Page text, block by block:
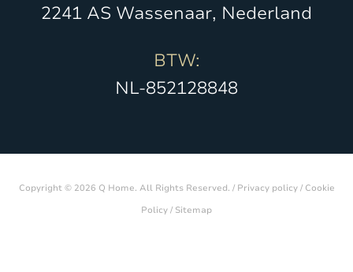
2241 AS Wassenaar, Nederland
BTW:
NL-852128848
Copyright © 2026 Q Home. All Rights Reserved. / Privacy policy/ Cookie
Policy / Sitemap